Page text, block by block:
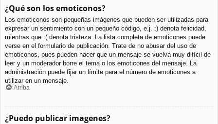
¿Qué son los emoticonos?
Los emoticonos son pequeñas imágenes que pueden ser utilizadas para
expresar un sentimiento con un pequeño código, e.j. :) denota felicidad,
mientras que :( denota tristeza. La lista completa de emoticones puede
verse en el formulario de publicación. Trate de no abusar del uso de
emoticonos, pues pueden hacer que un mensaje se vuelva muy difícil de
leer y un moderador borre el tema o los emoticones del mensaje. La
administración puede fijar un límite para el número de emoticones a
utilizar en un mensaje.
Arriba
¿Puedo publicar imagenes?